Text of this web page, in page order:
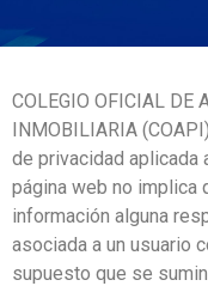
COLEGIO OFICIAL DE
INMOBILIARIA
de privacidad aplicada
página web no implica
información alguna
asociada a un usuario
supuesto que se